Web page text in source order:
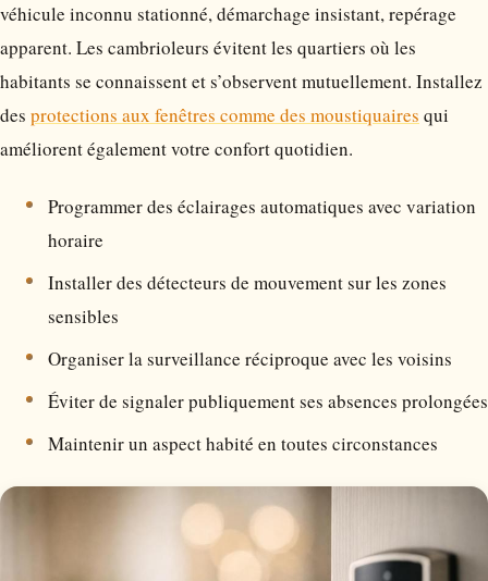
véhicule inconnu stationné, démarchage insistant, repérage
apparent. Les cambrioleurs évitent les quartiers où les
habitants se connaissent et s’observent mutuellement. Installez
des protections aux fenêtres comme des moustiquaires qui
améliorent également votre confort quotidien.
Programmer des éclairages automatiques avec variation
horaire
Installer des détecteurs de mouvement sur les zones
sensibles
Organiser la surveillance réciproque avec les voisins
Éviter de signaler publiquement ses absences prolongées
Maintenir un aspect habité en toutes circonstances